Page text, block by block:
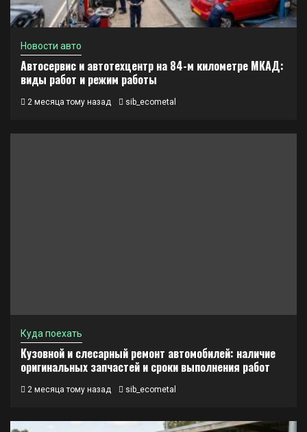
Новости авто
Автосервис и автотехцентр на 84-м километре МКАД:
виды работ и режим работы
2 месяца тому назад sib_ecometal
Куда поехать
Кузовной и слесарный ремонт автомобилей: наличие
оригинальных запчастей и сроки выполнения работ
2 месяца тому назад sib_ecometal